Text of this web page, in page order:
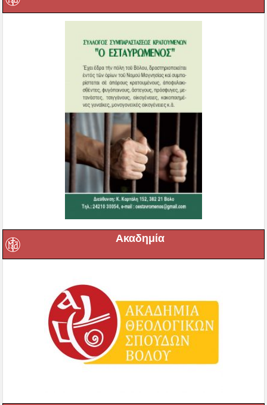
Ακαδημία